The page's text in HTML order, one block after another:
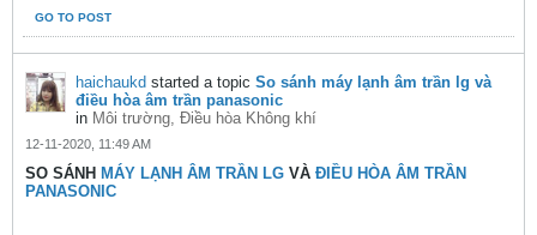
GO TO POST
haichaukd started a topic So sánh máy lạnh âm trần lg và
điều hòa âm trần panasonic
in Môi trường, Điều hòa Không khí
12-11-2020, 11:49 AM
SO SÁNH MÁY LẠNH ÂM TRẦN LG VÀ ĐIỀU HÒA ÂM TRẦN
PANASONIC